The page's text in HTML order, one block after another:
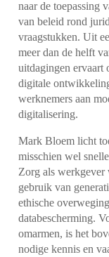
naar de toepassing
van beleid rond
vraagstukken. Uit
meer dan de helft
uitdagingen ervaart
digitale
werknemers aan
digitalisering.
Mark Bloem licht
misschien wel
Zorg als
gebruik van
ethische
databescherming.
omarmen, is het
nodige kennis en